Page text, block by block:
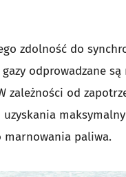
zdolność do
odprowadzane
zależności od
marnowania paliwa.